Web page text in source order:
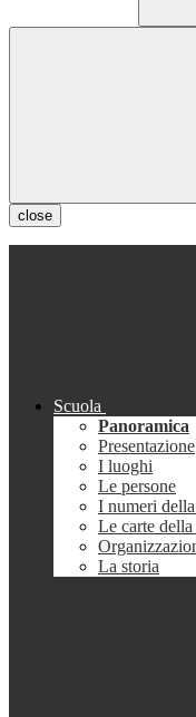
close
Scuola
Panoramica
Presentazione
I luoghi
Le persone
I numeri
Le carte della
La storia